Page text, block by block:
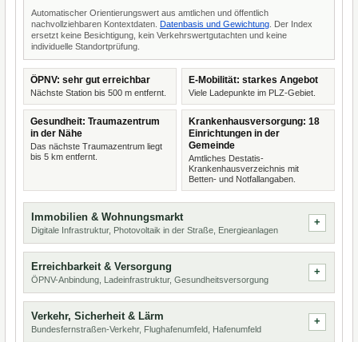
Automatischer Orientierungswert aus amtlichen und öffentlich
nachvollziehbaren Kontextdaten. Datenbasis und Gewichtung . Der Index
ersetzt keine Besichtigung, kein Verkehrswertgutachten und keine
individuelle Standortprüfung.
ÖPNV: sehr gut erreichbar
Nächste Station bis 500 m entfernt.
E-Mobilität: starkes Angebot
Viele Ladepunkte im PLZ-Gebiet.
Gesundheit: Traumazentrum
in der Nähe
Das nächste Traumazentrum liegt
bis 5 km entfernt.
Krankenhausversorgung: 18
Einrichtungen in der
Gemeinde
Amtliches Destatis-
Krankenhausverzeichnis mit
Betten- und Notfallangaben.
Immobilien & Wohnungsmarkt
Digitale Infrastruktur, Photovoltaik in der Straße, Energieanlagen
Erreichbarkeit & Versorgung
ÖPNV-Anbindung, Ladeinfrastruktur, Gesundheitsversorgung
Verkehr, Sicherheit & Lärm
Bundesfernstraßen-Verkehr, Flughafenumfeld, Hafenumfeld